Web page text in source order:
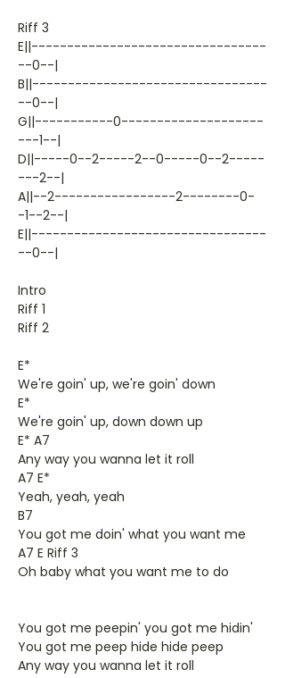
Riff 3
E||---------------------------------
--0--|
B||---------------------------------
--0--|
G||-----------0--------------------
---1--|
D||-----0--2-----2--0-----0--2-----
---2--|
A||--2-----------------2--------0-
-1--2--|
E||---------------------------------
--0--|
Intro
Riff 1
Riff 2
E*
We're goin' up, we're goin' down
E*
We're goin' up, down down up
E* A7
Any way you wanna let it roll
A7 E*
Yeah, yeah, yeah
B7
You got me doin' what you want me
A7 E Riff 3
Oh baby what you want me to do
You got me peepin' you got me hidin'
You got me peep hide hide peep
Any way you wanna let it roll